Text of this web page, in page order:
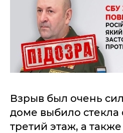
Взрыв был очень
доме выбило стекла
третий этаж, а